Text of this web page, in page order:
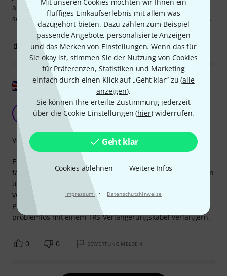
fluffiges Einkaufserlebnis mit allem was
dazugehört bieten. Dazu zählen zum Beispiel
passende Angebote, personalisierte Anzeigen
und das Merken von Einstellungen. Wenn das für
Sie okay ist, stimmen Sie der Nutzung von Cookies
für Präferenzen, Statistiken und Marketing
einfach durch einen Klick auf „Geht klar“ zu (alle
anzeigen).
Sie können Ihre erteilte Zustimmung jederzeit
über die Cookie-Einstellungen (hier) widerrufen.
Geht klar
Cookies ablehnen Weitere Infos
Impressum · Datenschutzhinweise
auf der Klinkenseite den Tip und Ring tauscht. Das Kabel
selbst ist zwar teuer aber alles sehr hochwertig verarbeitet.
0 BEWERTUNG MELDEN
Original zeigen
MIDI-KABEL FÜR LEHLE-PEDALE
Ian294 10.02.2014
Einfacher und hochwertiger MIDI-Adapter für alle MIDI-
fähigen Lehle-Pedale. Er besteht aus hochwertigen Steckern
und einem robusten, dicken Kabel. Erhältlich in
verschiedenen Längen und zu einem wettbewerbsfähigen
Preis. Dank des TRS-Steckers an einem Ende lässt er sich
problemlos mit einem TRS-Verlängerungskabel verlängern.
Verarbeitung
0 0 BEWERTUNG MELDEN